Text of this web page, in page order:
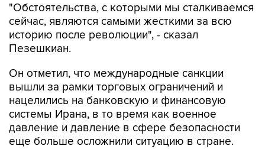
"Обстоятельства, с которыми мы сталкиваемся
сейчас, являются самыми жесткими за всю
историю после революции", - сказал
Пезешкиан.
Он отметил, что международные санкции
вышли за рамки торговых ограничений и
нацелились на банковскую и финансовую
системы Ирана, в то время как военное
давление и давление в сфере безопасности
еще больше осложнили ситуацию в стране.